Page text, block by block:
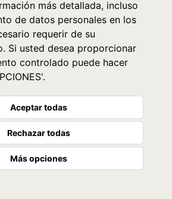
más detallada, incluso
de datos personales en los
requerir de su
Si usted desea proporcionar
controlado puede hacer
Aceptar todas
Rechazar todas
Más opciones